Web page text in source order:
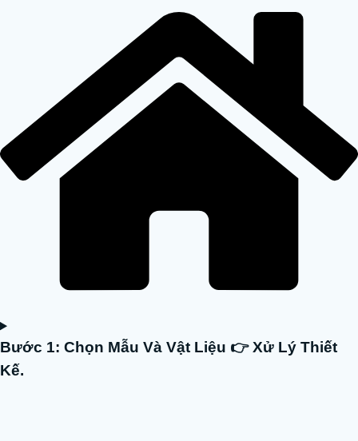
Bước 1: Chọn Mẫu Và Vật Liệu 👉 Xử Lý Thiết
Kế.